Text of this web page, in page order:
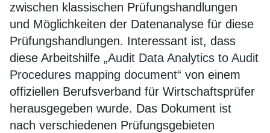
zwischen klassischen Prüfungshandlungen
und Möglichkeiten der Datenanalyse für diese
Prüfungshandlungen. Interessant ist, dass
diese Arbeitshilfe „Audit Data Analytics to Audit
Procedures mapping document“ von einem
offiziellen Berufsverband für Wirtschaftsprüfer
herausgegeben wurde. Das Dokument ist
nach verschiedenen Prüfungsgebieten